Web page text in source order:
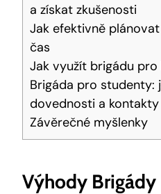
a získat zkušenosti
Jak efektivně
čas
Jak využít brigádu
Brigáda pro studenty:
dovednosti a kontakty
Závěrečné myšlenky
Výhody